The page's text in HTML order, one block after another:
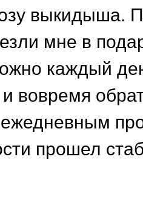
выкидыша.
мне в
каждый
вовремя
прошел